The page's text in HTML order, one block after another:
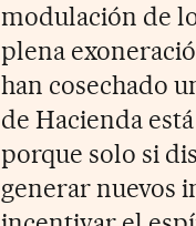
modulación de
plena
han cosechado
de Hacienda
porque solo si
generar nuevos